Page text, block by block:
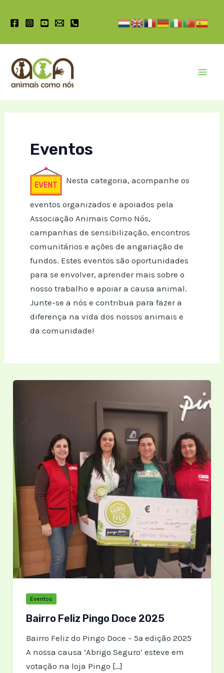
para
Eventos
Nesta categoria, acompanhe os
eventos organizados e apoiados pela
Associação Animais Como Nós,
campanhas de sensibilização, encontros
comunitários e ações de angariação de
fundos. Estes eventos são oportunidades
para se envolver, aprender mais sobre o
nosso trabalho e apoiar a causa animal.
Junte-se a nós e contribua para fazer a
diferença na vida dos nossos animais e
da comunidade!
Eventos
Bairro Feliz Pingo Doce 2025
Bairro Feliz do Pingo Doce – 5ª edição 2025
A nossa causa ‘Abrigo Seguro’ esteve em
votação na loja Pingo […]